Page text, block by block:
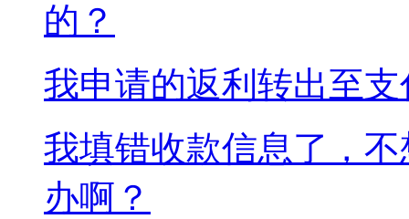
的？
我申请的返利转出至
我填错收款信息了，
办啊？